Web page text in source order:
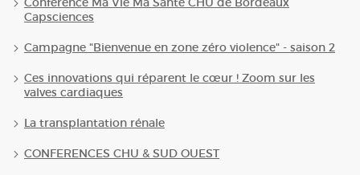
Capsciences
Campagne "Bienvenue en zone zéro violence" - saison 2
Ces innovations qui réparent le cœur ! Zoom sur les
valves cardiaques
La transplantation rénale
CONFERENCES CHU & SUD OUEST